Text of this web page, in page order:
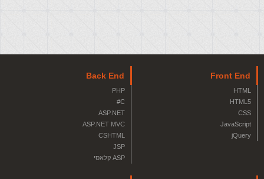
Front End
HTML
HTML5
CSS
JavaScript
jQuery
Back End
PHP
C#
ASP.NET
ASP.NET MVC
CSHTML
JSP
ASP קלאסי